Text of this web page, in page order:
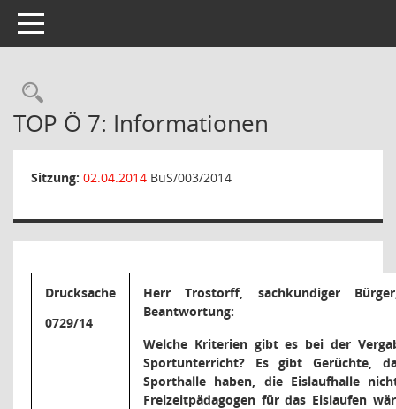
Toggle navigation
Rechercheauswahl
TOP Ö 7: Informationen
Sitzung: 02.04.2014 BuS/003/2014
Drucksache
0729/14
Herr Trostorff, sachkundiger
Beantwortung:
Welche Kriterien gibt es bei der
Sportunterricht? Es gibt Gerüchte,
Sporthalle haben, die Eislaufhalle
Freizeitpädagogen für das Eislaufen